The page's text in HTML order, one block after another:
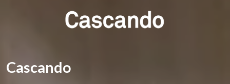
Cascando